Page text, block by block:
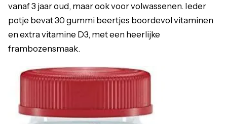
vanaf 3 jaar oud, maar ook voor volwassenen. Ieder
potje bevat 30 gummi beertjes boordevol vitaminen
en extra vitamine D3, met een heerlijke
frambozensmaak.